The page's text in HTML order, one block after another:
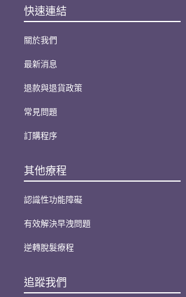
快速連結
關於我們
最新消息
退款與退貨政策
常見問題
訂購程序
其他療程
認識性功能障礙
有效解決早洩問題
逆轉脫髮療程
追蹤我們